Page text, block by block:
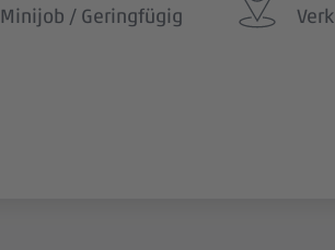
Minijob / Geringfügig